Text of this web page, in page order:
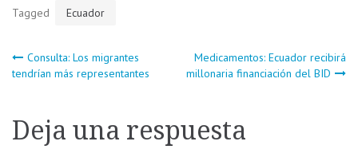
Tagged Ecuador
Navegación
entradas
Consulta: Los migrantes
tendrían más representantes
Medicamentos: Ecuador recibirá
millonaria financiación del BID
Deja una respuesta